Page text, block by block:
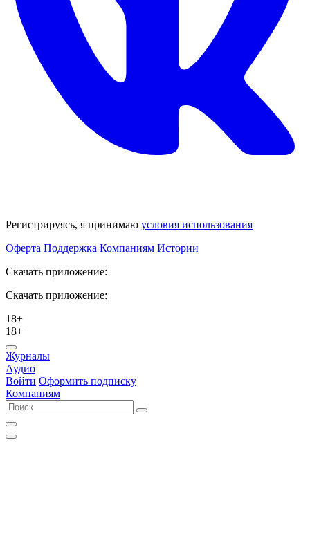
Регистрируясь, я принимаю условия использования
Оферта Поддержка Компаниям Истории
Скачать приложение:
Скачать приложение:
18+
18+
Журналы
Аудио
Войти Оформить подписку
Компаниям